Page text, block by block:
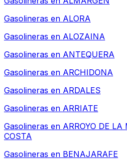
Gasolineras en ALORA
Gasolineras en ALOZAINA
Gasolineras en ANTEQUERA
Gasolineras en ARCHIDONA
Gasolineras en ARDALES
Gasolineras en ARRIATE
Gasolineras en ARROYO DE
COSTA
Gasolineras en BENAJARAFE